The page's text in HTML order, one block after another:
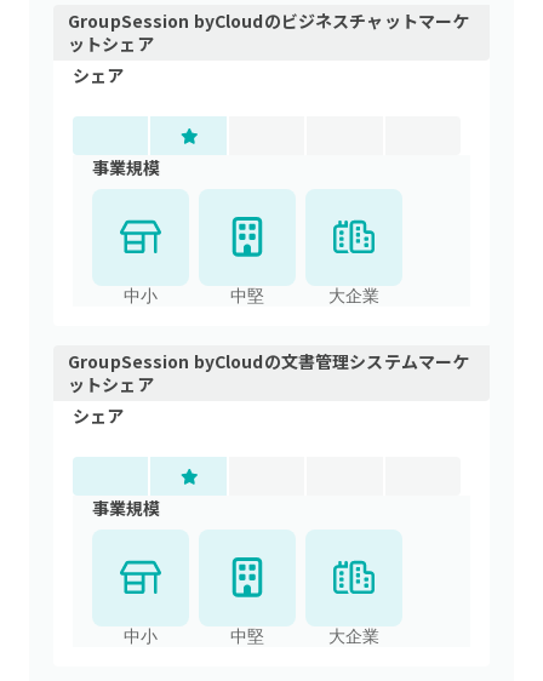
GroupSession byCloudのビジネスチャットマーケ
ットシェア
シェア
事業規模
中小 中堅 大企業
GroupSession byCloudの文書管理システムマーケ
ットシェア
シェア
事業規模
中小 中堅 大企業